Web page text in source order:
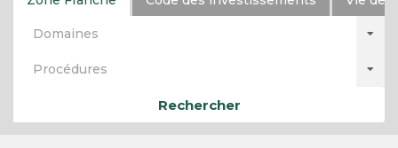
Domaines
Procédures
Rechercher